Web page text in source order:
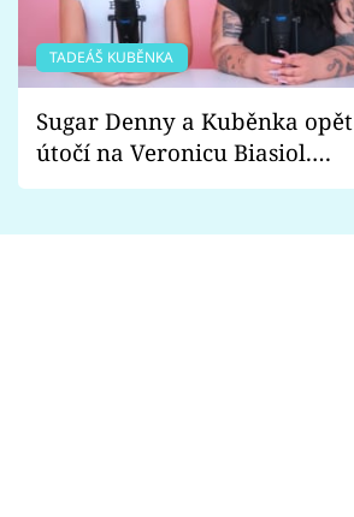
TADEÁŠ KUBĚNKA
Sugar Denny a Kuběnka opět
útočí na Veronicu Biasiol.
Proč je podle nich falešná a